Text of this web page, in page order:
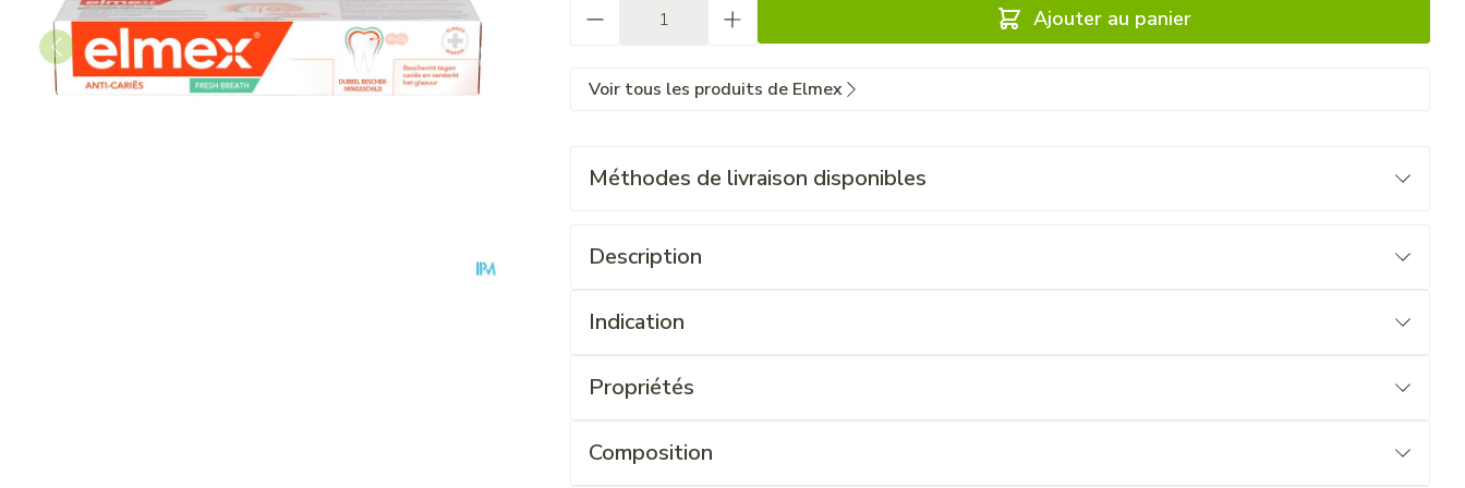
Ajouter au panier
Voir tous les produits de Elmex
Méthodes de livraison disponibles
Description
Indication
Propriétés
Composition